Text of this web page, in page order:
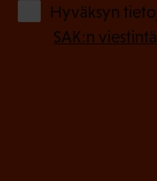
Hyväksyn
SAK:n